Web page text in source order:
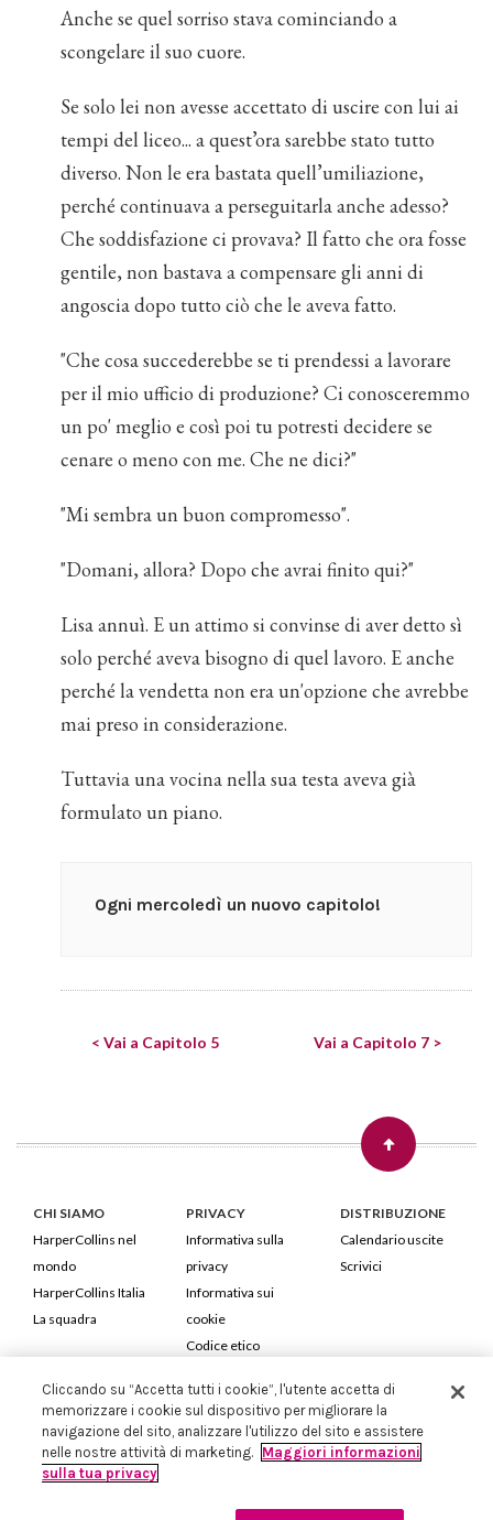
Anche se quel sorriso stava cominciando a
scongelare il suo cuore.
Se solo lei non avesse accettato di uscire con lui ai
tempi del liceo... a quest’ora sarebbe stato tutto
diverso. Non le era bastata quell’umiliazione,
perché continuava a perseguitarla anche adesso?
Che soddisfazione ci provava? Il fatto che ora fosse
gentile, non bastava a compensare gli anni di
angoscia dopo tutto ciò che le aveva fatto.
"Che cosa succederebbe se ti prendessi a lavorare
per il mio ufficio di produzione? Ci conosceremmo
un po' meglio e così poi tu potresti decidere se
cenare o meno con me. Che ne dici?"
"Mi sembra un buon compromesso".
"Domani, allora? Dopo che avrai finito qui?"
Lisa annuì. E un attimo si convinse di aver detto sì
solo perché aveva bisogno di quel la­voro. E anche
perché la vendetta non era un'opzione che avrebbe
mai preso in considerazione.
Tuttavia una vocina nella sua testa aveva già
formulato un piano.
Ogni mercoledì un nuovo capitolo!
< Vai a Capitolo 5 Vai a Capitolo 7 >
CHI SIAMO
HarperCollins nel
mondo
HarperCollins Italia
La squadra
PRIVACY
Informativa sulla
privacy
Informativa sui
cookie
Codice etico
DISTRIBUZIONE
Calendario uscite
Scrivici
HarperCollins Italia S.p.A. Viale Monte Nero, 84 - 20135 Milano
Cod. Fiscale e P.IVA 05946780151 - Capitale Sociale 258.250 €
Iscritta in Milano al Registro delle imprese nr.198004 e REA nr.1051898
Cliccando su “Accetta tutti i cookie”, l'utente accetta di
memorizzare i cookie sul dispositivo per migliorare la
navigazione del sito, analizzare l'utilizzo del sito e assistere
nelle nostre attività di marketing. Maggiori informazioni
sulla tua privacy